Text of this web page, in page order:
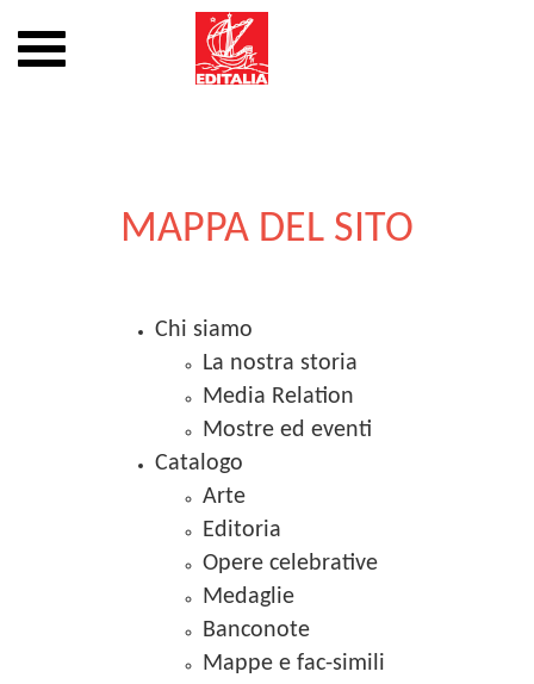
Mostra
o
MAPPA DEL SITO
Chi siamo
La nostra storia
Media Relation
Mostre ed eventi
Catalogo
Arte
Editoria
Opere celebrative
Medaglie
Banconote
Mappe e fac-simili